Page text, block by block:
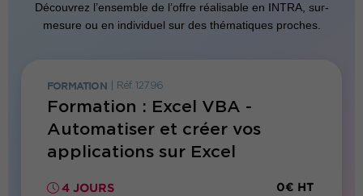
Découvrez l’ensemble de l’offre réalisable en INTRA, sur-
mesure ou en individuel sur des thématiques proches.
FORMATION Réf. 12796
Formation : Excel VBA -
Automatiser et créer vos
applications sur Excel
4 JOURS 0€ HT